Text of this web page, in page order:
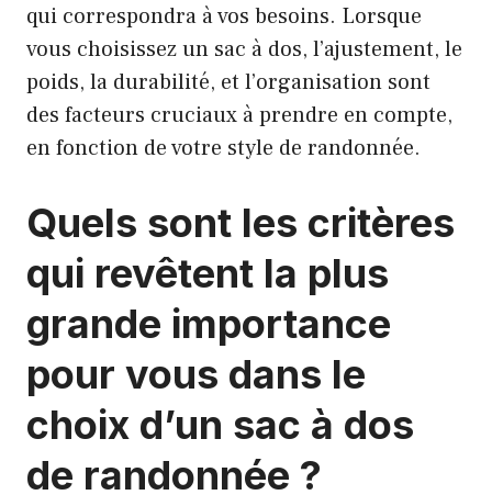
qui correspondra à vos besoins. Lorsque
vous choisissez un sac à dos, l’ajustement, le
poids, la durabilité, et l’organisation sont
des facteurs cruciaux à prendre en compte,
en fonction de votre style de randonnée.
Quels sont les critères
qui revêtent la plus
grande importance
pour vous dans le
choix d’un sac à dos
de randonnée ?